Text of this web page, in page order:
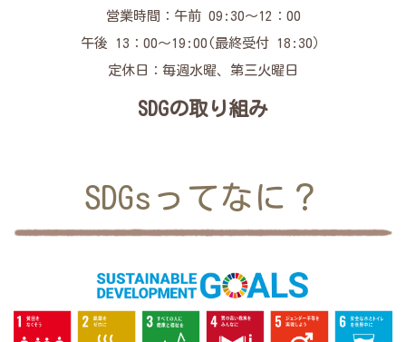
営業時間：午前 09:30〜12：00
午後 13：00～19:00(最終受付 18:30）
定休日：毎週水曜、第三火曜日
SDGの取り組み
SDGsってなに？